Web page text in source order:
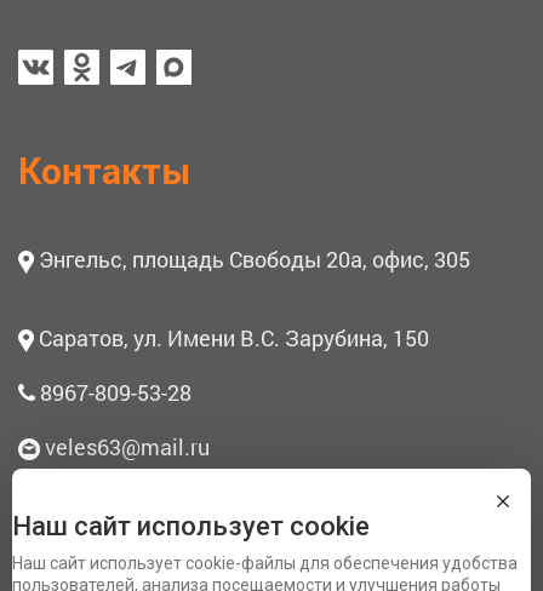
Контакты
Энгельс, площадь Свободы 20а, офис, 305
Саратов, ул. Имени В.С. Зарубина, 150
8967-809-53-28
veles63@mail.ru
О нас
Согласие на обработку персональных данных
Наш сайт использует cookie
Наш сайт использует cookie-файлы для обеспечения удобства
пользователей, анализа посещаемости и улучшения работы